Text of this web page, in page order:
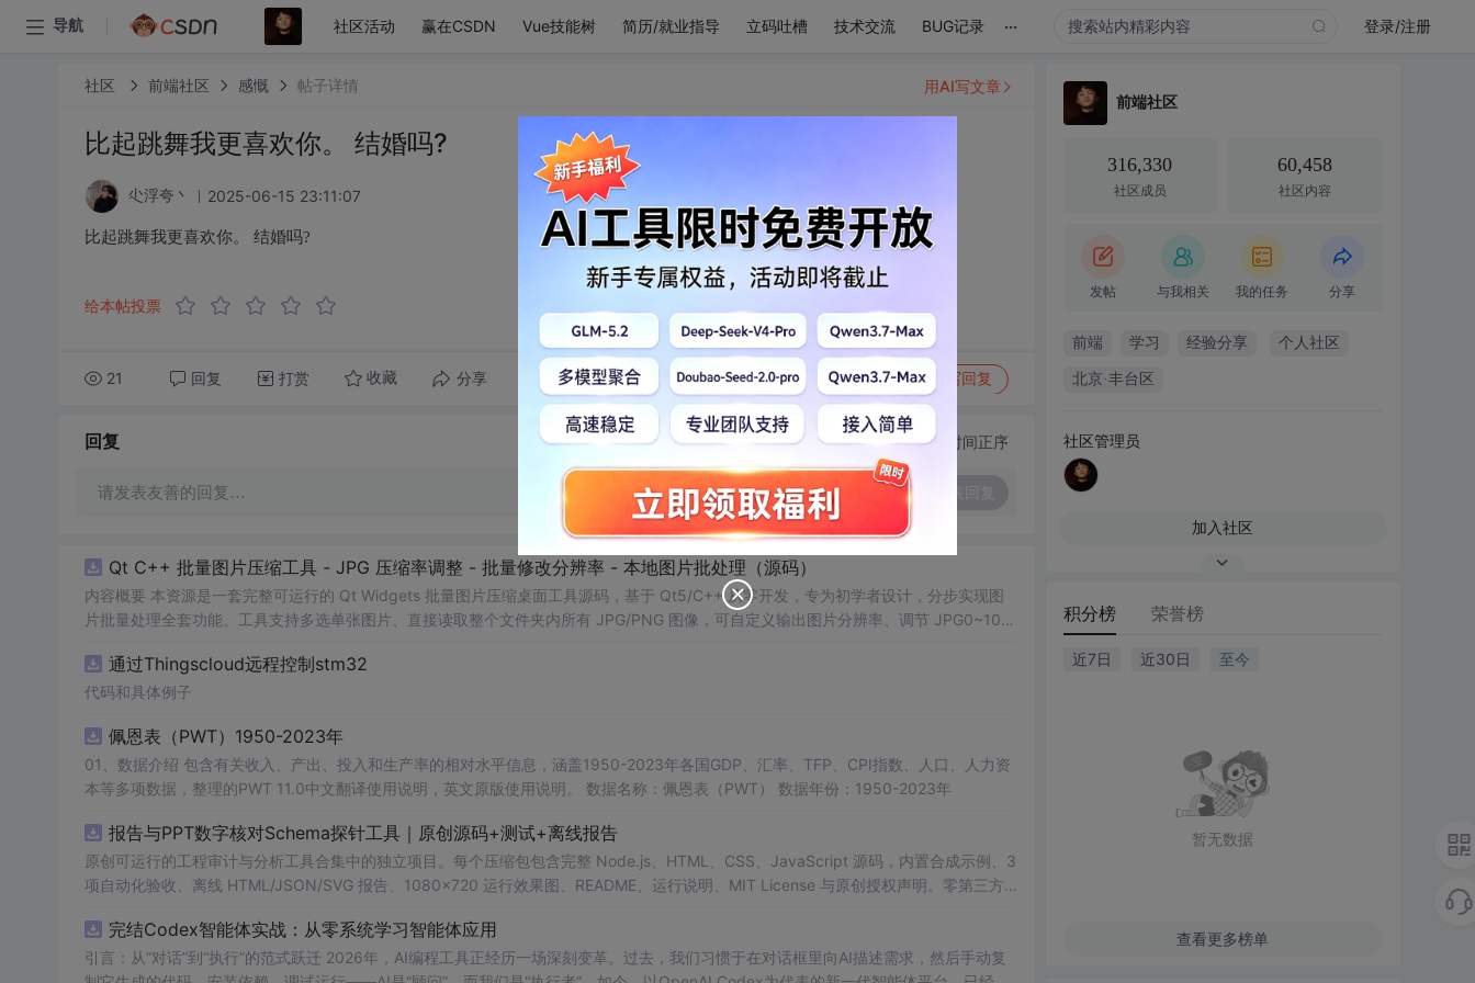
导航 社区活动 赢在CSDN Vue技能树 简历/就业指导 立码吐槽 技术交流 BUG记录 ... 登录/注册
社区 前端社区 感慨 帖子详情
比起跳舞我更喜欢你。 结婚吗?
尐浮夸丶 2025-06-15 23:11:07
比起跳舞我更喜欢你。 结婚吗?
给本帖投票
21 回复 打赏 收藏 分享 转发到动态 举报 写回复
用AI写文章
回复 切换为时间正序
请发表友善的回复…
Qt C++ 批量图片压缩工具 - JPG 压缩率调整 - 批量修改分辨率 - 本地图片批处理（源码）
内容概要 本资源是一套完整可运行的 Qt Widgets 批量图片压缩桌面工具源码，基于 Qt5/C++ 从零开发，专为初学者设计，分步实现图
片批量处理全套功能。工具支持多选单张图片、直接读取整个文件夹内所有 JPG/PNG 图像，可自定义输出图片分辨率、调节 JPG0~100
示压缩效果。 适用人群 Qt/C++ 零基础初学者，学习 QImage 图像绘图、文件目录遍历、UI 交互开发； 需要本地批量处理图片的办公、
设计、自媒体从业者； 想要学习图片缩放、JPG 压缩、本地文件 IO、进度条交互的开发学习者。 使用场景 自媒体批量压缩配图，降低图
QImage 缩放保存、QSlider 参数联动、批量循环界面防卡顿、文件大小格式化转换全套 Qt 图像开发实战案例。 工具核心功能清单 双模
式导入图片：手动多选单张图片 / 一键读取整个文件夹全部图片； 自定义输出宽高分辨率，支持锁定原始宽高比，避免图片拉伸变形； 滑
块调节 JPG 压缩质量 0~100，平衡图片清晰度与文件占用大小； 自定义输出保存目录，批量生成压缩后的图片文件； 实时进度条展示处
数、成功数量、单张大小对比、整体压缩节省空间比例； 完整模块化代码，功能拆分清晰，每段代码附带详细注释，新手可分步拆解学
习。 其他说明 开发环境：Qt Creator + Qt5.15 MSVC，Windows 平台可直接编译运行； 源码结构清晰，功能
通过Thingscloud远程控制stm32
代码和具体例子
佩恩表（PWT）1950-2023年
01、数据介绍 包含有关收入、产出、投入和生产率的相对水平信息，涵盖1950-2023年各国GDP、汇率、TFP、CPI指数、人口、人力资
本等多项数据，整理的PWT 11.0中文翻译使用说明，英文原版使用说明。 数据名称：佩恩表（PWT） 数据年份：1950-2023年
报告与PPT数字核对Schema探针工具｜原创源码+测试+离线报告
原创可运行的工程审计与分析工具合集中的独立项目。每个压缩包包含完整 Node.js、HTML、CSS、JavaScript 源码，内置合成示例、3
项自动化验收、离线 HTML/JSON/SVG 报告、1080×720 运行效果图、README、运行说明、MIT License 与原创授权声明。零第三方
示与二次开发。运行方法：Node.js 18+ 下执行 npm test 与 npm run report，或启动静态服务器打开 index.html。
完结Codex智能体实战：从零系统学习智能体应用
引言：从“对话”到“执行”的范式跃迁 2026年，AI编程工具正经历一场深刻变革。过去，我们习惯于在对话框里向AI描述需求，然后手动复
前端社区
316,330
社区成员
60,458
社区内容
发帖 与我相关 我的任务 分享
前端 学习 经验分享 个人社区
北京·丰台区
社区管理员
加入社区
积分榜 荣誉榜
近7日 近30日 至今
暂无数据
查看更多榜单